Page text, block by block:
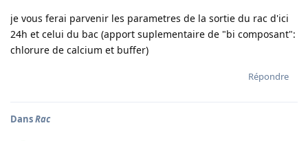
je vous ferai parvenir les parametres de la sortie du rac d'ici
24h et celui du bac (apport suplementaire de "bi composant":
chlorure de calcium et buffer)
Répondre
DansRac